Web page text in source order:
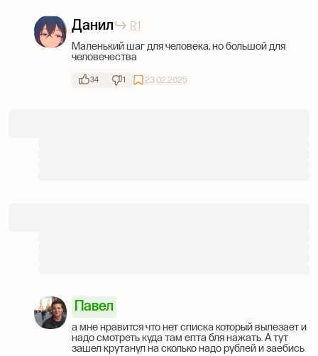
Данил
R1
Маленький шаг для человека, но большой для
человечества
34 1 23.02.2025
Павел
а мне нравится что нет списка который вылезает и
надо смотреть куда там епта бля нажать. А тут
зашел крутанул на сколько надо рублей и заебись